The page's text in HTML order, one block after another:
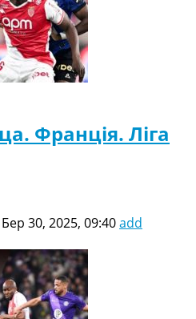
Франція. Ліга
Бер 30, 2025, 09:40add